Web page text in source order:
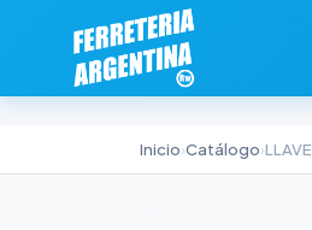
Inicio›Catálogo›LLAVE